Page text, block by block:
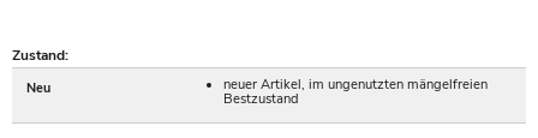
Zustand:
Neu
neuer Artikel, im ungenutzten mängelfreien
Bestzustand